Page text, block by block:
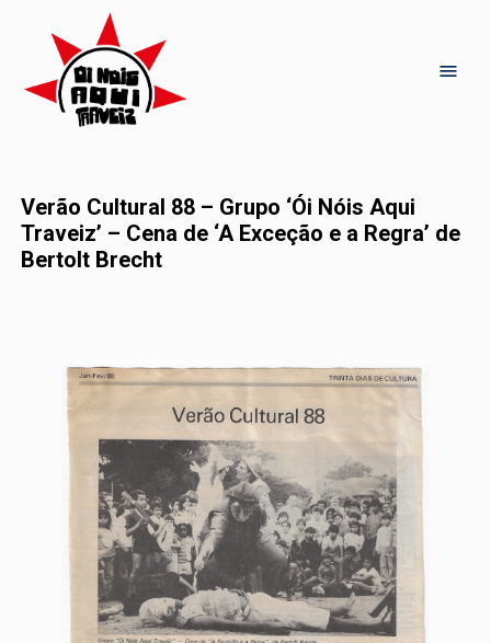
Verão Cultural 88 – Grupo ‘Ói Nóis Aqui
Traveiz’ – Cena de ‘A Exceção e a Regra’ de
Bertolt Brecht